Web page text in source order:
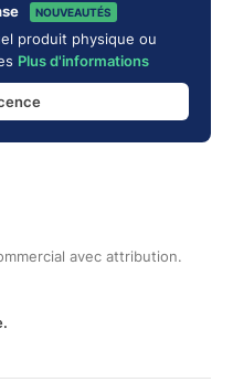
NOUVEAUTÉS
produit physique ou
Plus d'informations
avec attribution.